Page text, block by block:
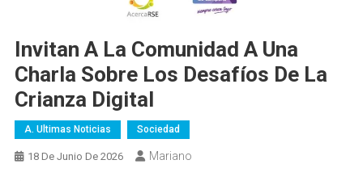
Invitan A La Comunidad A Una
Charla Sobre Los Desafíos De La
Crianza Digital
A. Ultimas Noticias Sociedad
18 De Junio De 2026 Mariano